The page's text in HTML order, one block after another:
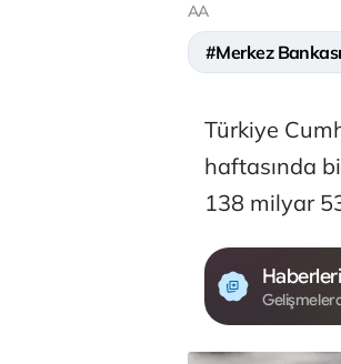
AA
#Merkez Bankası
Türkiye
haftasında
138 milyar